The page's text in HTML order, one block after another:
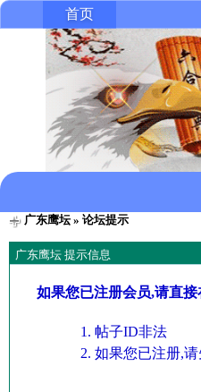
首页
广东鹰坛» 论坛提示
广东鹰坛 提示信息
如果您已注册会员,请直
帖子ID非法
如果您已注册,